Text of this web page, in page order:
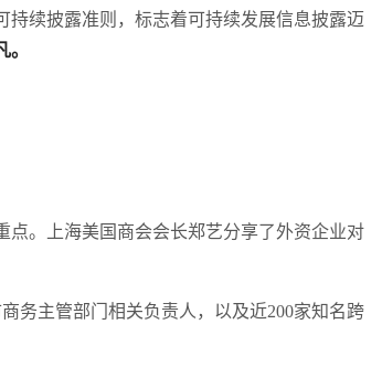
续披露准则，标志着可持续发展信息披露迈
。上海美国商会会长郑艺分享了外资企业对
务主管部门相关负责人，以及近200家知名跨